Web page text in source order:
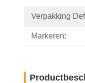
Verpakking
Markeren: